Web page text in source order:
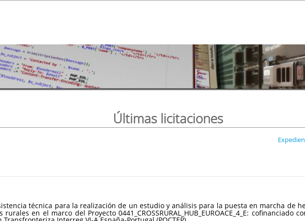
Últimas licitaciones
técnica para la realización de un estudio y análisis para la puesta en marcha de
en el marco del Proyecto 0441_CROSSRURAL_HUB_EUROACE_4_E: cofinanciado